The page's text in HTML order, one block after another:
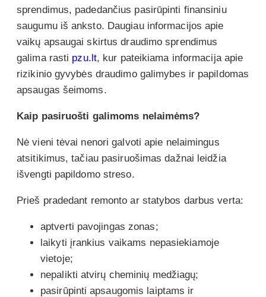
sprendimus, padedančius pasirūpinti finansiniu
saugumu iš anksto. Daugiau informacijos apie
vaikų apsaugai skirtus draudimo sprendimus
galima rasti pzu.lt, kur pateikiama informacija apie
rizikinio gyvybės draudimo galimybes ir papildomas
apsaugas šeimoms.
Kaip pasiruošti galimoms nelaimėms?
Nė vieni tėvai nenori galvoti apie nelaimingus
atsitikimus, tačiau pasiruošimas dažnai leidžia
išvengti papildomo streso.
Prieš pradedant remonto ar statybos darbus verta:
aptverti pavojingas zonas;
laikyti įrankius vaikams nepasiekiamoje
vietoje;
nepalikti atvirų cheminių medžiagų;
pasirūpinti apsaugomis laiptams ir